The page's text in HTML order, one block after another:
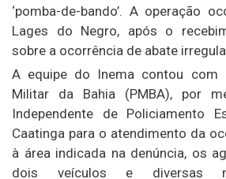
‘pomba-de-bando’. A operação
Lages do Negro, após o
sobre a ocorrência de abate
A equipe do Inema contou com
Militar da Bahia (PMBA), por
Independente de Policiamento
Caatinga para o atendimento da
à área indicada na denúncia, os
dois veículos e diversas